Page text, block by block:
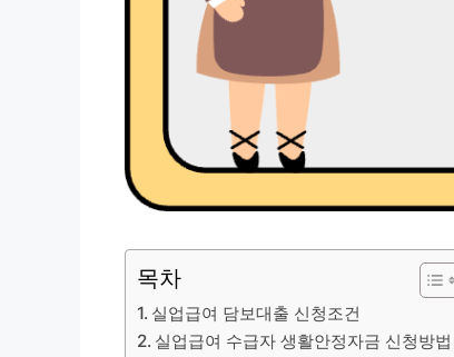
목차
실업급여 담보대출 신청조건
실업급여 수급자 생활안정자금 신청방법